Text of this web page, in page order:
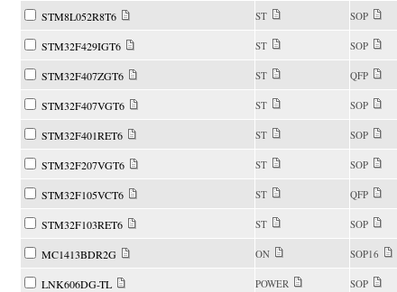
STM8L052R8T6 ST SOP
STM32F429IGT6 ST SOP
STM32F407ZGT6 ST QFP
STM32F407VGT6 ST SOP
STM32F401RET6 ST SOP
STM32F207VGT6 ST SOP
STM32F105VCT6 ST QFP
STM32F103RET6 ST SOP
MC1413BDR2G ON SOP16
LNK606DG-TL POWER SOP